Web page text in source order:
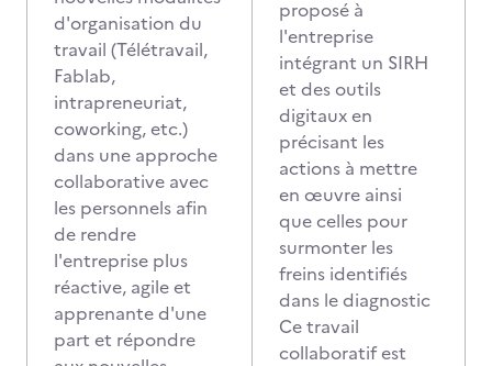
d'organisation du
travail (Télétravail,
Fablab,
intrapreneuriat,
coworking, etc.)
dans une approche
collaborative avec
les personnels afin
de rendre
l'entreprise plus
réactive, agile et
apprenante d'une
part et répondre
proposé à
l'entreprise
intégrant un SIRH
et des outils
digitaux en
précisant les
actions à mettre
en œuvre ainsi
que celles pour
surmonter les
freins identifiés
dans le diagnostic
Ce travail
collaboratif est